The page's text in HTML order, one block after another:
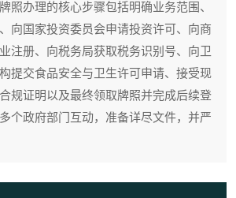
照办理的核心步骤包括明确业务范围、
向国家投资委员会申请投资许可、向商
注册、向税务局获取税务识别号、向卫
提交食品安全与卫生许可申请、接受现
规证明以及最终领取牌照并完成后续登
个政府部门互动，准备详尽文件，并严